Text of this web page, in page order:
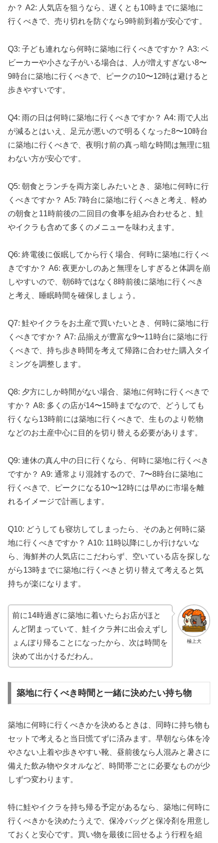
か？ A2: 人気店を狙うなら、遅くとも10時までに築地に
行くべきで、売り切れを防ぐなら9時前到着が安心です。
Q3: 子ども連れなら何時に築地に行くべきですか？ A3: ベ
ビーカーや小さな子がいる場合は、人が増えすぎない8〜
9時台に築地に行くべきで、ピークの10〜12時は避けると
歩きやすいです。
Q4: 雨の日は何時に築地に行くべきですか？ A4: 雨で人出
が減るとはいえ、足元が悪いので明るくなった8〜10時台
に築地に行くべきで、夜明け前の真っ暗な時間は無理に狙
わない方が安心です。
Q5: 朝食とランチを両方楽しみたいとき、築地に何時に行
くべきですか？ A5: 7時台に築地に行くべきと考え、軽め
の朝食と11時前後の二回目の食事を組み合わせると、鮭
やイクラも含めて多くのメニューを味わえます。
Q6: 終電後に仮眠してから行く場合、何時に築地に行くべ
きですか？ A6: 夜更かしのあと無理をしすぎると体調を崩
しやすいので、朝6時ではなく8時前後に築地に行くべき
と考え、睡眠時間を確保しましょう。
Q7: 鮭やイクラをお土産で買いたいとき、何時に築地に行
くべきですか？ A7: 品揃えが豊富な9〜11時台に築地に行
くべきで、持ち歩き時間を考えて帰路に合わせた購入タイ
ミングを調整します。
Q8: 夕方にしか時間がない場合、築地に何時に行くべきで
すか？ A8: 多くの店が14〜15時までなので、どうしても
行くなら13時前には築地に行くべきで、生ものより乾物
などのお土産中心に目的を切り替える必要があります。
Q9: 連休の真ん中の日に行くなら、何時に築地に行くべき
ですか？ A9: 通常より混雑するので、7〜8時台に築地に
行くべきで、ピークになる10〜12時には早めに市場を離
れるイメージで計画します。
Q10: どうしても寝坊してしまったら、そのあと何時に築
地に行くべきですか？ A10: 11時以降にしか行けないな
ら、海鮮丼の人気店にこだわらず、空いている店を探しな
がら13時までに築地に行くべきと切り替えて考えると気
持ちが楽になります。
極上犬
前に14時過ぎに築地に着いたらお店がほと
んど閉まっていて、鮭イクラ丼に出会えずし
ょんぼり帰ることになったから、次は時間を
決めて出かけるだわん。
築地に行くべき時間と一緒に決めたい持ち物
築地に何時に行くべきかを決めるときは、同時に持ち物も
セットで考えると当日慌てずに済みます。早朝なら体を冷
やさない上着や歩きやすい靴、昼前後なら人混みと暑さに
備えた飲み物やタオルなど、時間帯ごとに必要なものが少
しずつ変わります。
特に鮭やイクラを持ち帰る予定があるなら、築地に何時に
行くべきかを決めたうえで、保冷バッグと保冷剤を用意し
ておくと安心です。買い物を最後に回せるよう行程を組